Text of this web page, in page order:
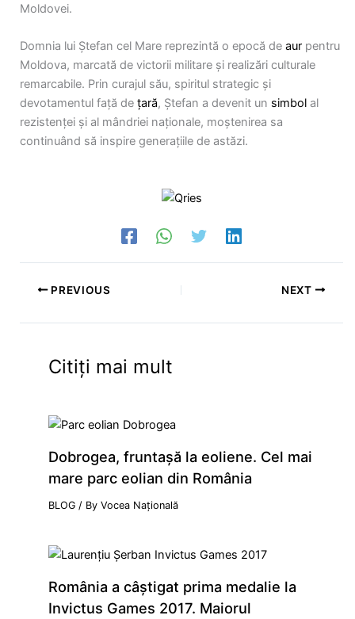
Moldovei.
Domnia lui Ștefan cel Mare reprezintă o epocă de aur pentru
Moldova, marcată de victorii militare și realizări culturale
remarcabile. Prin curajul său, spiritul strategic și
devotamentul față de țară, Ștefan a devenit un simbol al
rezistenței și al mândriei naționale, moștenirea sa
continuând să inspire generațiile de astăzi.
PREVIOUS NEXT
Citiți mai mult
Dobrogea, fruntaşă la eoliene. Cel mai
mare parc eolian din România
BLOG / ByVocea Națională
România a câştigat prima medalie la
Invictus Games 2017. Maiorul